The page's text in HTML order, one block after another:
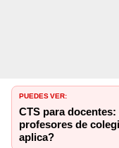
PUEDES VER:
CTS para
profesores de
aplica?